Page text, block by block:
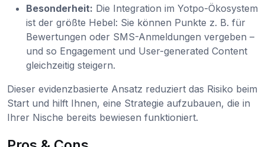
Besonderheit: Die Integration im Yotpo-Ökosystem
ist der größte Hebel: Sie können Punkte z. B. für
Bewertungen oder SMS-Anmeldungen vergeben –
und so Engagement und User-generated Content
gleichzeitig steigern.
Dieser evidenzbasierte Ansatz reduziert das Risiko beim
Start und hilft Ihnen, eine Strategie aufzubauen, die in
Ihrer Nische bereits bewiesen funktioniert.